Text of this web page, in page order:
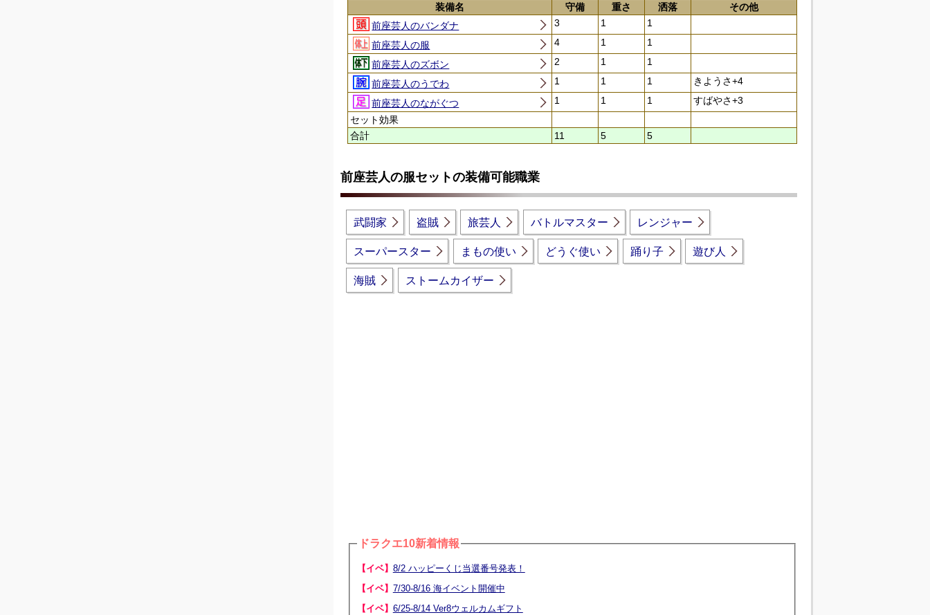
装備名 守備 重さ 洒落
その他
前座芸人のバンダナ
3 1
1
前座芸人の服
4 1
1
前座芸人のズボン
2 1
1
前座芸人のうでわ
1 1 1
きようさ+4
前座芸人のながぐつ
1 1 1
すばやさ+3
セット効果
合計
11 5 5
前座芸人の服セットの装備可能職業
武闘家 盗賊 旅芸人 バトルマスター レンジャー
スーパースター まもの使い どうぐ使い 踊り子 遊び人
海賊 ストームカイザー
ドラクエ10新着情報
【イベ】 8/2 ハッピーくじ当選番号発表！
【イベ】 7/30-8/16 海イベント開催中
【イベ】 6/25-8/14 Ver8ウェルカムギフト